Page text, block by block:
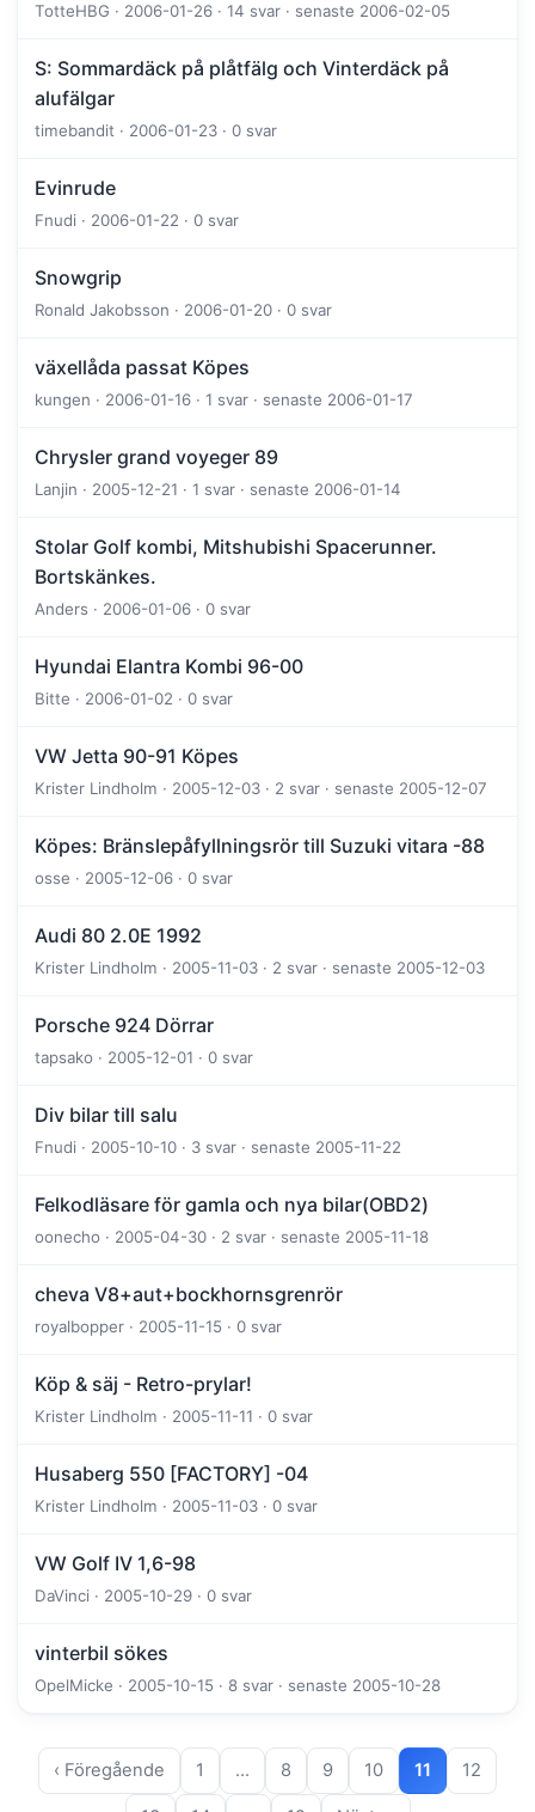
TotteHBG · 2006-01-26 · 14 svar · senaste 2006-02-05
S: Sommardäck på plåtfälg och Vinterdäck på
alufälgar
timebandit · 2006-01-23 · 0 svar
Evinrude
Fnudi · 2006-01-22 · 0 svar
Snowgrip
Ronald Jakobsson · 2006-01-20 · 0 svar
växellåda passat Köpes
kungen · 2006-01-16 · 1 svar · senaste 2006-01-17
Chrysler grand voyeger 89
Lanjin · 2005-12-21 · 1 svar · senaste 2006-01-14
Stolar Golf kombi, Mitshubishi Spacerunner.
Bortskänkes.
Anders · 2006-01-06 · 0 svar
Hyundai Elantra Kombi 96-00
Bitte · 2006-01-02 · 0 svar
VW Jetta 90-91 Köpes
Krister Lindholm · 2005-12-03 · 2 svar · senaste 2005-12-07
Köpes: Bränslepåfyllningsrör till Suzuki vitara -88
osse · 2005-12-06 · 0 svar
Audi 80 2.0E 1992
Krister Lindholm · 2005-11-03 · 2 svar · senaste 2005-12-03
Porsche 924 Dörrar
tapsako · 2005-12-01 · 0 svar
Div bilar till salu
Fnudi · 2005-10-10 · 3 svar · senaste 2005-11-22
Felkodläsare för gamla och nya bilar(OBD2)
oonecho · 2005-04-30 · 2 svar · senaste 2005-11-18
cheva V8+aut+bockhornsgrenrör
royalbopper · 2005-11-15 · 0 svar
Köp & säj - Retro-prylar!
Krister Lindholm · 2005-11-11 · 0 svar
Husaberg 550 [FACTORY] -04
Krister Lindholm · 2005-11-03 · 0 svar
VW Golf IV 1,6-98
DaVinci · 2005-10-29 · 0 svar
vinterbil sökes
OpelMicke · 2005-10-15 · 8 svar · senaste 2005-10-28
‹ Föregående 1 … 8 9 10 11 12